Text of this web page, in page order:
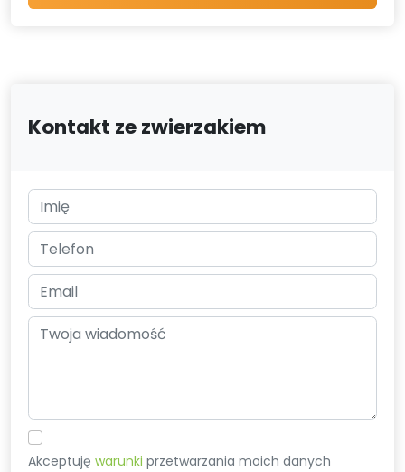
Kontakt ze zwierzakiem
Akceptujęwarunki przetwarzania moich danych